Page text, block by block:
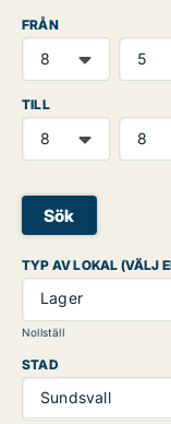
FRÅN
TILL
Sök
TYP AV LOKAL (VÄLJ
Lager
Nollställ
STAD
Sundsvall